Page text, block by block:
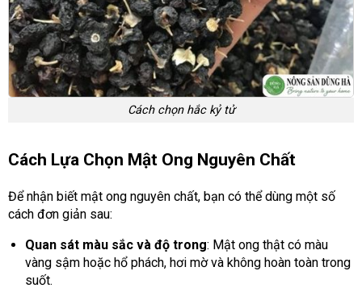
Cách chọn hắc kỷ tử
Cách Lựa Chọn Mật Ong Nguyên Chất
Để nhận biết mật ong nguyên chất, bạn có thể dùng một số
cách đơn giản sau:
Quan sát màu sắc và độ trong: Mật ong thật có màu
vàng sậm hoặc hổ phách, hơi mờ và không hoàn toàn trong
suốt.